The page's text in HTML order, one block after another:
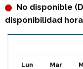
No disponible
disponibilidad
Lun Mar